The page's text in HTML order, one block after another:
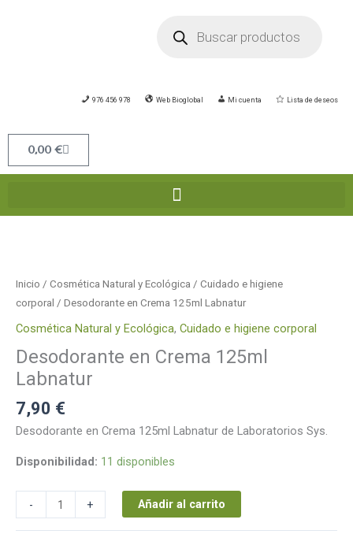
productos
976 456 978 Web Bioglobal Mi cuenta Lista de deseos
0,00 €Carrito
Inicio / Cosmética Natural y Ecológica / Cuidado e higiene
corporal / Desodorante en Crema 125ml Labnatur
Cosmética Natural y Ecológica, Cuidado e higiene corporal
Desodorante en Crema 125ml
Labnatur
7,90 €
Desodorante en Crema 125ml Labnatur de Laboratorios Sys.
Disponibilidad: 11 disponibles
-
Crema
125ml
cantidad
+ Añadir al carrito